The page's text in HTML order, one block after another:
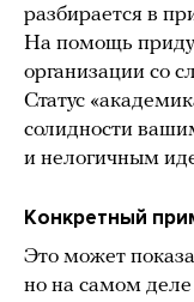
разбирается в
На помощь
организации со
Статус
солидности
и нелогичным
Конкретный
Это может
но на самом деле